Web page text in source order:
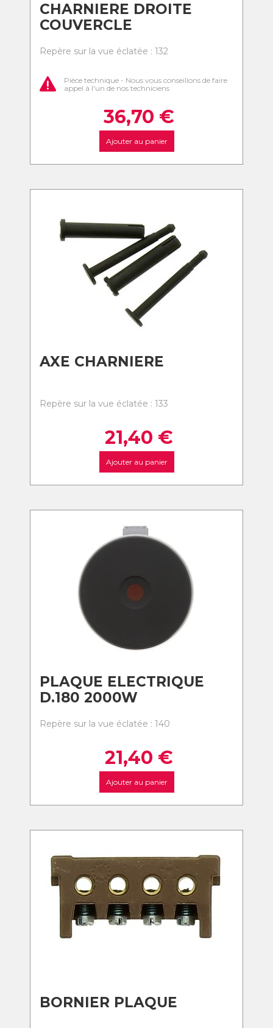
CHARNIERE DROITE
COUVERCLE
Repère sur la vue éclatée : 132
Pièce technique - Nous vous conseillons de faire
appel à l'un de nos techniciens
36,70 €
Ajouter au panier
AXE CHARNIERE
Repère sur la vue éclatée : 133
21,40 €
Ajouter au panier
PLAQUE ELECTRIQUE
D.180 2000W
Repère sur la vue éclatée : 140
21,40 €
Ajouter au panier
BORNIER PLAQUE